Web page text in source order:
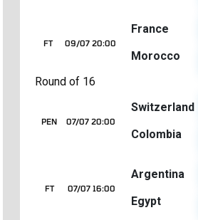
09/07 20:00
FT
France
Morocco
Round of 16
07/07 20:00
PEN
Switzerland
Colombia
07/07 16:00
FT
Argentina
Egypt